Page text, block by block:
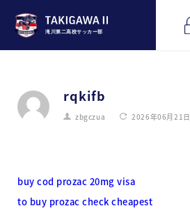
滝川第二高校サッカー部
rqkifb
zbgczua 2026年06月21日
buy cod prozac 20mg visa
to buy prozac check cheapest